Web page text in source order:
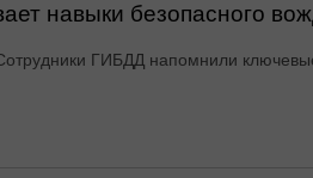
навыки безопасного
ГИБДД напомнили